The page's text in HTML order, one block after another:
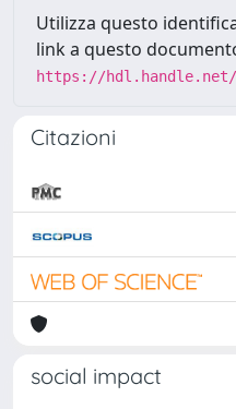
Utilizza questo
link a questo
https://hdl.handle.net/
Citazioni
social impact